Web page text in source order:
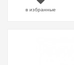
в избранные